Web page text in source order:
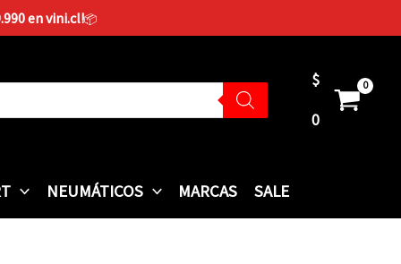
en vini.cl!📦
$
0
NEUMÁTICOS MARCAS SALE